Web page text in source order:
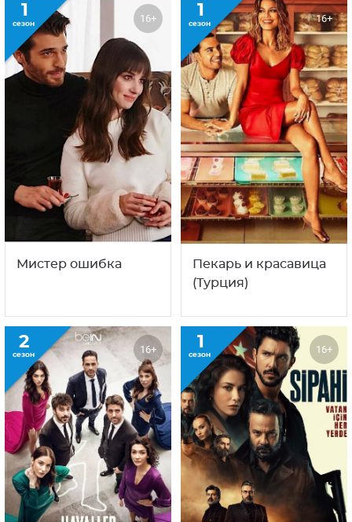
1
сезон 16+
Мистер ошибка
1
сезон 16+
Пекарь и красавица
(Турция)
2
сезон 16+ 1
сезон 16+